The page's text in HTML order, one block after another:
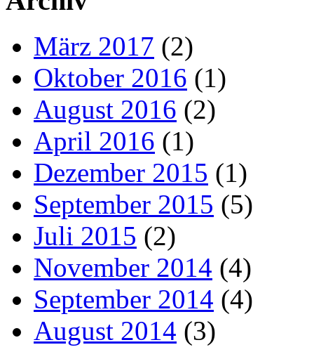
März 2017 (2)
Oktober 2016 (1)
August 2016 (2)
April 2016 (1)
Dezember 2015 (1)
September 2015 (5)
Juli 2015 (2)
November 2014 (4)
September 2014 (4)
August 2014 (3)